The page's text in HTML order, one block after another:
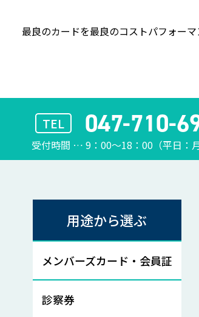
最良のカードを最良のコストパフォーマ
TEL 047-710-
受付時間 … 9：00〜18：00（平日：月
用途から選ぶ
メンバーズカード・会員証
診察券